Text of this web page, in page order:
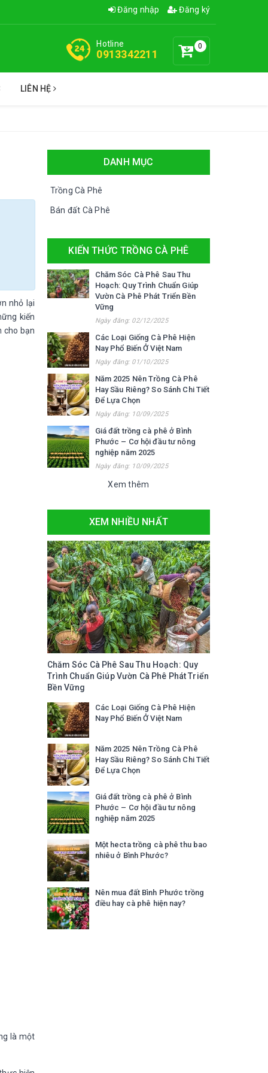
Đăng nhập Đăng ký
0
Hotline
0913342211
LIÊN HỆ
nhỏ lại
kiến
cho bạn
là một
DANH MỤC
Trồng Cà Phê
Bán đất Cà Phê
KIẾN THỨC TRỒNG CÀ PHÊ
Chăm Sóc Cà Phê Sau Thu
Hoạch: Quy Trình Chuẩn Giúp
Vườn Cà Phê Phát Triển Bền
Vững
Ngày đăng: 02/12/2025
Các Loại Giống Cà Phê Hiện
Nay Phổ Biến Ở Việt Nam
Ngày đăng: 01/10/2025
Năm 2025 Nên Trồng Cà Phê
Hay Sầu Riêng? So Sánh Chi Tiết
Để Lựa Chọn
Ngày đăng: 10/09/2025
Giá đất trồng cà phê ở Bình
Phước – Cơ hội đầu tư nông
nghiệp năm 2025
Ngày đăng: 10/09/2025
Xem thêm
XEM NHIỀU NHẤT
Chăm Sóc Cà Phê Sau Thu Hoạch: Quy
Trình Chuẩn Giúp Vườn Cà Phê Phát Triển
Bền Vững
Các Loại Giống Cà Phê Hiện
Nay Phổ Biến Ở Việt Nam
Năm 2025 Nên Trồng Cà Phê
Hay Sầu Riêng? So Sánh Chi Tiết
Để Lựa Chọn
Giá đất trồng cà phê ở Bình
Phước – Cơ hội đầu tư nông
nghiệp năm 2025
Một hecta trồng cà phê thu bao
nhiêu ở Bình Phước?
Nên mua đất Bình Phước trồng
điều hay cà phê hiện nay?